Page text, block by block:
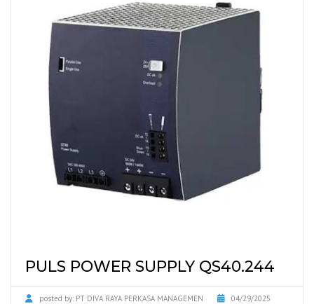
PULS POWER SUPPLY QS40.244
posted by: PT DIVA RAYA PERKASA MANAGEMEN
04/29/2025